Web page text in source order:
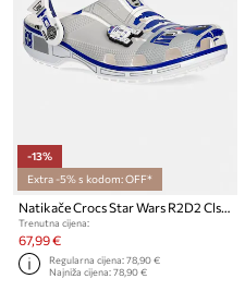
-13%
Extra -5% s kodom: OFF*
Natikače Crocs Star Wars R2D2 Cls Clg
Trenutna cijena:
67,99 €
Regularna cijena:78,90 €
Najniža cijena:78,90 €